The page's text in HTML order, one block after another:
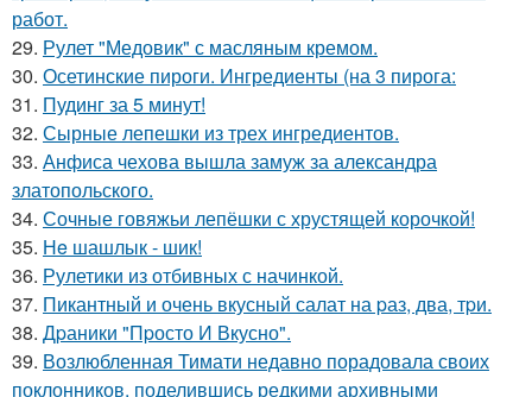
работ.
29. Рулет "Медовик" с масляным кремом.
30. Осетинские пироги. Ингредиенты (на 3 пирога:
31. Пудинг за 5 минут!
32. Сырные лепешки из трех ингредиентов.
33. Анфиса чехова вышла замуж за александра
златопольского.
34. Сочные говяжьи лепёшки с хрустящей корочкой!
35. Нe шашлык - шик!
36. Рулетики из отбивных с начинкой.
37. Пикантный и очень вкусный салат на pаз, два, тpи.
38. Дpаники "Пpосто И Вкусно".
39. Возлюбленная Тимати недавно порадовала своих
поклонников, поделившись редкими архивными